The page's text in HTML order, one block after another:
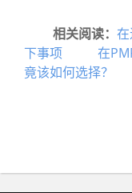
相关阅读：
下事项
在
竟该如何选择？